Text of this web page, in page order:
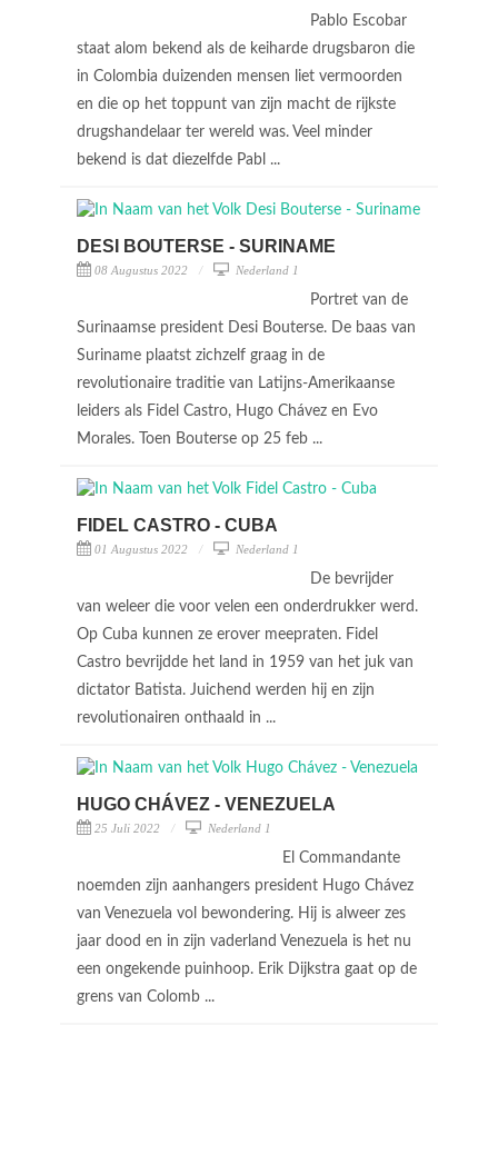
Pablo Escobar
staat alom bekend als de keiharde drugsbaron die
in Colombia duizenden mensen liet vermoorden
en die op het toppunt van zijn macht de rijkste
drugshandelaar ter wereld was. Veel minder
bekend is dat diezelfde Pabl ...
DESI BOUTERSE - SURINAME
08 Augustus 2022 Nederland 1
Portret van de
Surinaamse president Desi Bouterse. De baas van
Suriname plaatst zichzelf graag in de
revolutionaire traditie van Latijns-Amerikaanse
leiders als Fidel Castro, Hugo Chávez en Evo
Morales. Toen Bouterse op 25 feb ...
FIDEL CASTRO - CUBA
01 Augustus 2022 Nederland 1
De bevrijder
van weleer die voor velen een onderdrukker werd.
Op Cuba kunnen ze erover meepraten. Fidel
Castro bevrijdde het land in 1959 van het juk van
dictator Batista. Juichend werden hij en zijn
revolutionairen onthaald in ...
HUGO CHÁVEZ - VENEZUELA
25 Juli 2022 Nederland 1
El Commandante
noemden zijn aanhangers president Hugo Chávez
van Venezuela vol bewondering. Hij is alweer zes
jaar dood en in zijn vaderland Venezuela is het nu
een ongekende puinhoop. Erik Dijkstra gaat op de
grens van Colomb ...